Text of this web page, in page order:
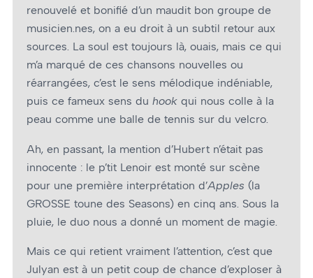
renouvelé et bonifié d’un maudit bon groupe de
musicien.nes, on a eu droit à un subtil retour aux
sources. La soul est toujours là, ouais, mais ce qui
m’a marqué de ces chansons nouvelles ou
réarrangées, c’est le sens mélodique indéniable,
puis ce fameux sens du hook qui nous colle à la
peau comme une balle de tennis sur du velcro.
Ah, en passant, la mention d’Hubert n’était pas
innocente : le p’tit Lenoir est monté sur scène
pour une première interprétation d’Apples (la
GROSSE toune des Seasons) en cinq ans. Sous la
pluie, le duo nous a donné un moment de magie.
Mais ce qui retient vraiment l’attention, c’est que
Julyan est à un petit coup de chance d’exploser à